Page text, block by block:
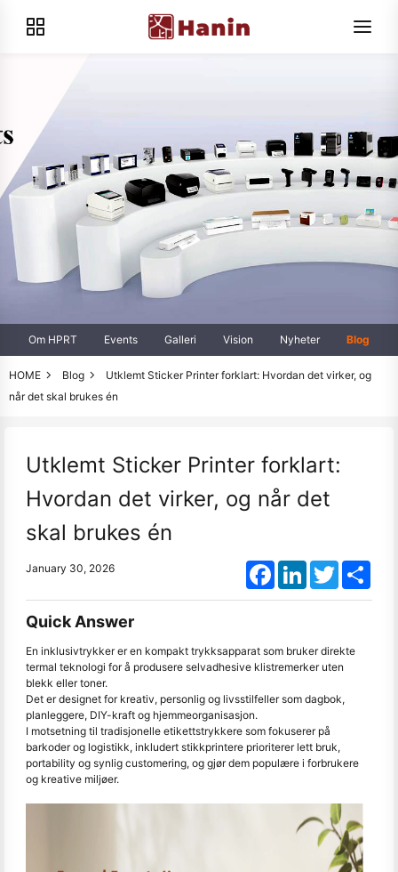
Om HPRT Events Galleri Vision Nyheter Blog
HOME Blog
Utklemt Sticker Printer forklart: Hvordan det virker, og
når det skal brukes én
Utklemt Sticker Printer forklart:
Hvordan det virker, og når det
skal brukes én
January 30, 2026 FacebookLinkedInTwitter
Quick Answer
En inklusivtrykker er en kompakt trykksapparat som bruker direkte
termal teknologi for å produsere selvadhesive klistremerker uten
blekk eller toner.
Det er designet for kreativ, personlig og livsstilfeller som dagbok,
planleggere, DIY-kraft og hjemmeorganisasjon.
I motsetning til tradisjonelle etikettstrykkere som fokuserer på
barkoder og logistikk, inkludert stikkprintere prioriterer lett bruk,
portability og synlig customering, og gjør dem populære i forbrukere
og kreative miljøer.